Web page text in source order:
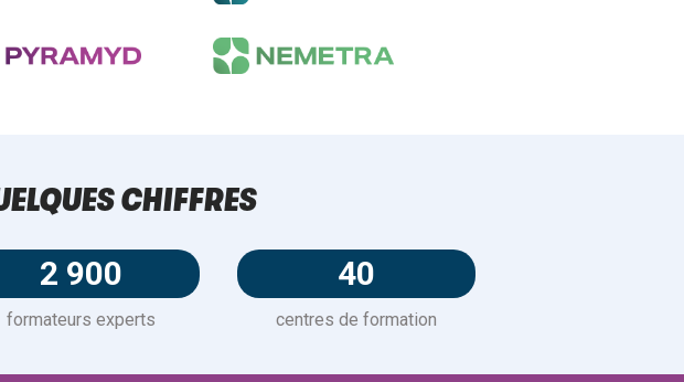
CHIFFRES
2 900
formateurs experts
40
centres de formation